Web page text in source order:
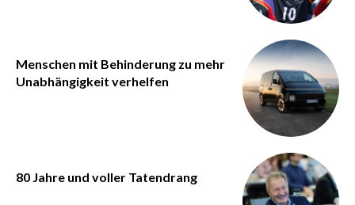
Menschen mit Behinderung zu mehr
Unabhängigkeit verhelfen
80 Jahre und voller Tatendrang